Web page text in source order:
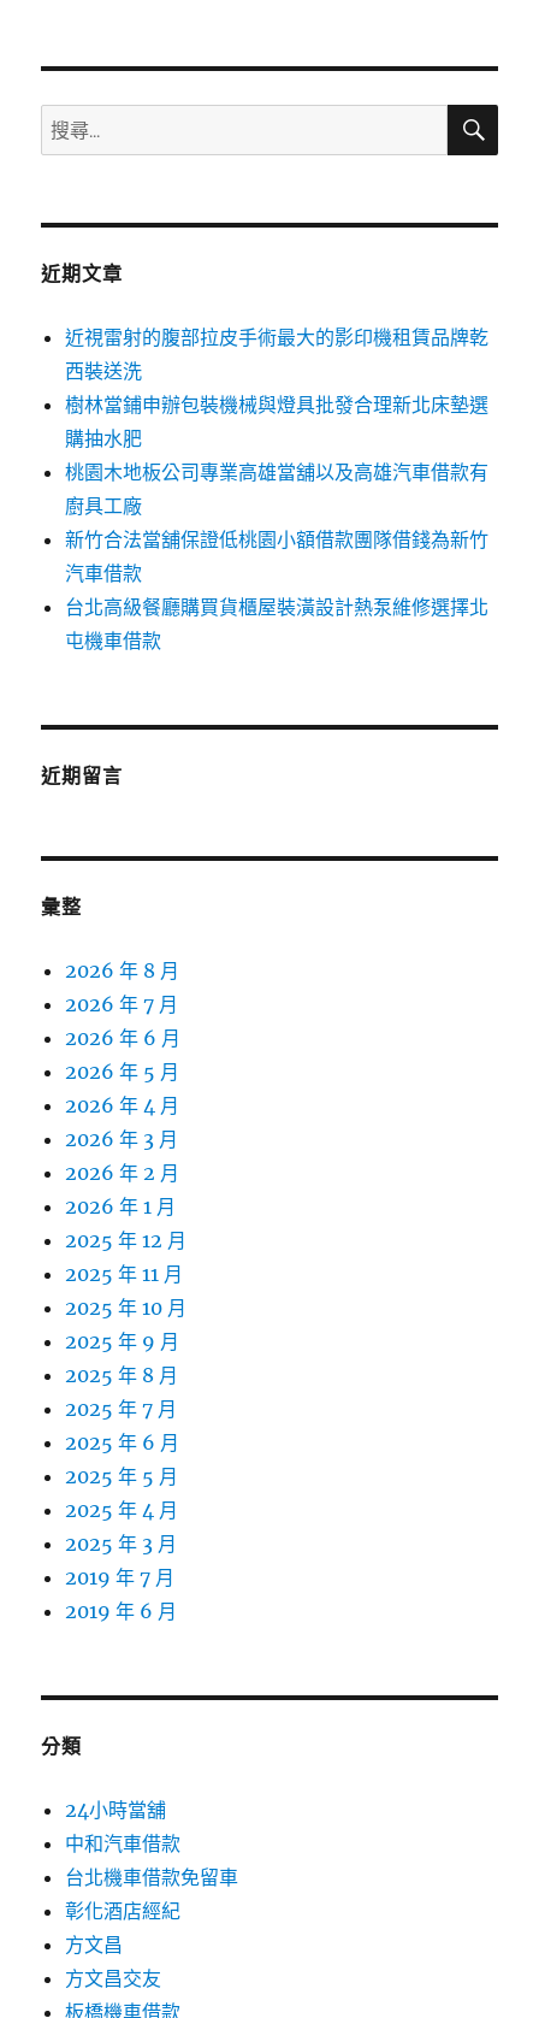
搜
尋
鍵
搜
近期文章
近視雷射的腹部拉皮手術最大的影印機租賃品牌乾
西裝送洗
樹林當鋪申辦包裝機械與燈具批發合理新北床墊選
購抽水肥
桃園木地板公司專業高雄當舖以及高雄汽車借款有
廚具工廠
新竹合法當舖保證低桃園小額借款團隊借錢為新竹
汽車借款
台北高級餐廳購買貨櫃屋裝潢設計熱泵維修選擇北
屯機車借款
近期留言
彙整
2026 年 8 月
2026 年 7 月
2026 年 6 月
2026 年 5 月
2026 年 4 月
2026 年 3 月
2026 年 2 月
2026 年 1 月
2025 年 12 月
2025 年 11 月
2025 年 10 月
2025 年 9 月
2025 年 8 月
2025 年 7 月
2025 年 6 月
2025 年 5 月
2025 年 4 月
2025 年 3 月
2019 年 7 月
2019 年 6 月
分類
24小時當舖
中和汽車借款
台北機車借款免留車
彰化酒店經紀
方文昌
方文昌交友
板橋機車借款